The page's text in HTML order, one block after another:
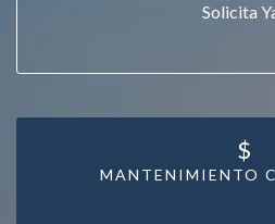
Solicita
MANTENIMIENTO
$